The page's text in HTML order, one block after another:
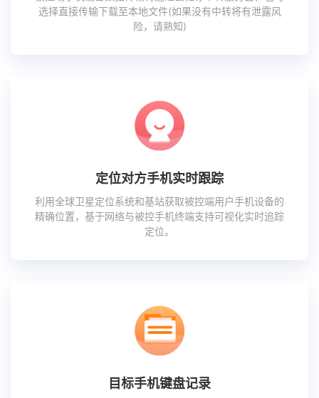
选择直接传输下载至本地文件(如果没有中转将有泄露风
险，请熟知)
定位对方手机实时跟踪
利用全球卫星定位系统和基站获取被控端用户手机设备的
精确位置，基于网络与被控手机终端支持可视化实时追踪
定位。
目标手机键盘记录